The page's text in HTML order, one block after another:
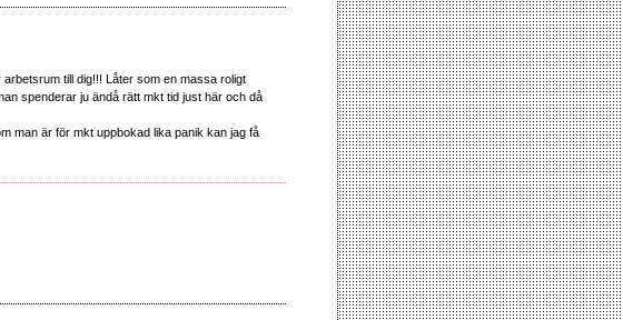
till dig!!! Låter som en massa roligt
spenderar ju ändå rätt mkt tid just här och då
man är för mkt uppbokad lika panik kan jag få